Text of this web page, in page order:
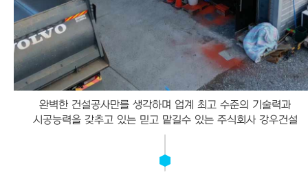
완벽한 건설공사만를 생각하며 업계 최고 수준의 기술력과
시공능력을 갖추고 있는 믿고 맡길수 있는 주식회사 강우건설